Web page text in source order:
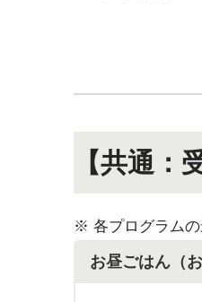
【共通：
※ 各プログラムの
お昼ごはん（